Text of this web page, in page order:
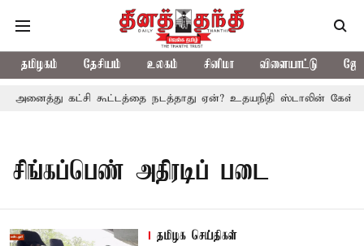
தமிழகம் தேசியம் உலகம் சினிமா விளையாட்டு
அனைத்து கட்சி கூட்டத்தை நடத்தாது ஏன்? உதயநிதி ஸ்டாலின் கேள்வி
சிங்கப்பெண் அதிரடிப் படை
தமிழக செய்திகள்